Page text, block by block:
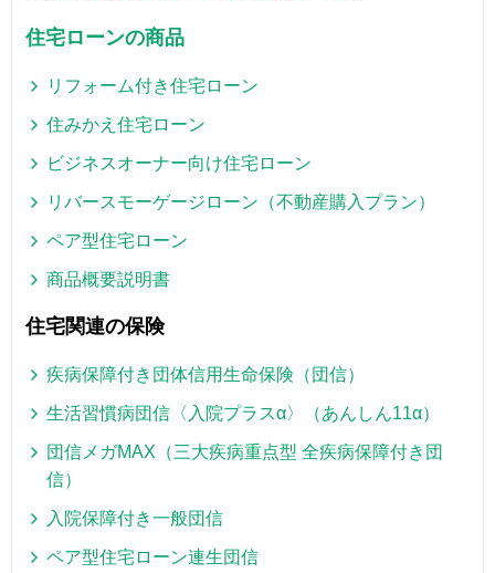
住宅ローンの商品
リフォーム付き住宅ローン
住みかえ住宅ローン
ビジネスオーナー向け住宅ローン
リバースモーゲージローン（不動産購入プラン）
ペア型住宅ローン
商品概要説明書
住宅関連の保険
疾病保障付き団体信用生命保険（団信）
生活習慣病団信〈入院プラスα〉（あんしん11α）
団信メガMAX（三大疾病重点型 全疾病保障付き団
信）
入院保障付き一般団信
ペア型住宅ローン連生団信